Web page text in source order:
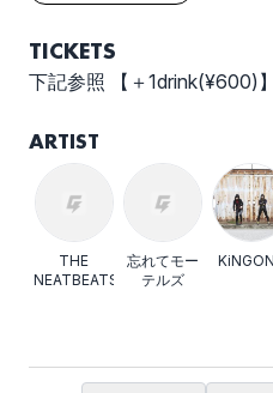
"ロックンロールサーカ
ス大阪 2026"
TICKETS
下記参照 【＋1drink(¥600)】
ARTIST
THE
NEATBEATS
忘れてモー
テルズ